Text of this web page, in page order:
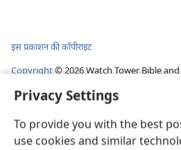
Privacy Settings
To provide you with the best
use cookies and similar
इस प्रकाशन की कॉपीराइट
Copyright©2026Watch Tower Bible
इस्तेमाल की शर्तें|गोपनीयता नीति